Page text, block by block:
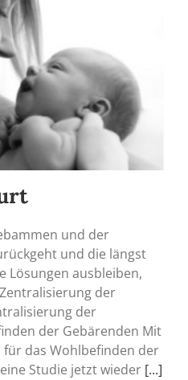
und der
und die längst
Lösungen ausbleiben,
der
der
der Gebärenden Mit
das Wohlbefinden der
Studie jetzt wieder [...]